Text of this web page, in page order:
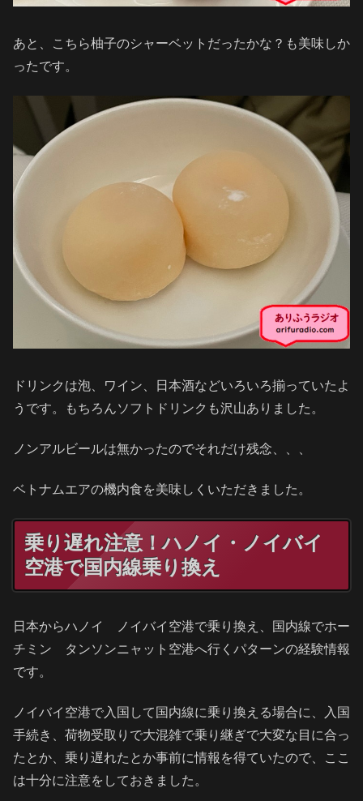
あと、こちら柚子のシャーベットだったかな？も美味しか
ったです。
ドリンクは泡、ワイン、日本酒などいろいろ揃っていたよ
うです。もちろんソフトドリンクも沢山ありました。
ノンアルビールは無かったのでそれだけ残念、、、
ベトナムエアの機内食を美味しくいただきました。
乗り遅れ注意！ハノイ・ノイバイ
空港で国内線乗り換え
日本からハノイ ノイバイ空港で乗り換え、国内線でホー
チミン タンソンニャット空港へ行くパターンの経験情報
です。
ノイバイ空港で入国して国内線に乗り換える場合に、入国
手続き、荷物受取りで大混雑で乗り継ぎで大変な目に合っ
たとか、乗り遅れたとか事前に情報を得ていたので、ここ
は十分に注意をしておきました。